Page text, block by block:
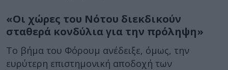
«Οι χώρες του Νότου διεκδικούν
σταθερά κονδύλια για την πρόληψη»
Το βήμα του Φόρουμ ανέδειξε, όμως, την
ευρύτερη επιστημονική αποδοχή των